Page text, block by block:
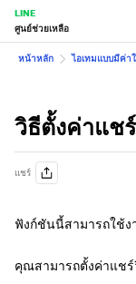
LINE
ศูนย์ช่วยเหลือ
หน้าหลัก ไอเทมแบบมีค่า
วิธีตั้งค่าแช
แชร์
ฟังก์ชันนี้สามารถใช้
คุณสามารถตั้งค่าแช